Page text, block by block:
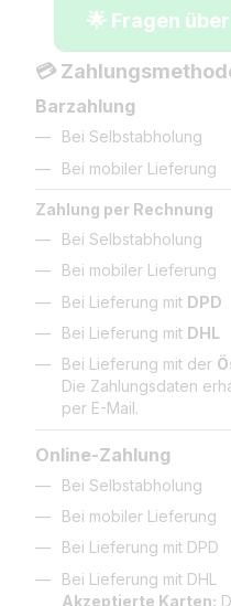
🌟 Fragen
💳
Barzahlung
Bei Selbstabholung
Bei mobiler Lieferung
Zahlung per Rechnung
Bei Selbstabholung
Bei mobiler Lieferung
Bei Lieferung mit DPD
Bei Lieferung mit DHL
Bei Lieferung mit der
Die Zahlungsdaten
per E-Mail.
Online-Zahlung
Bei Selbstabholung
Bei mobiler Lieferung
Bei Lieferung mit DPD
Bei Lieferung mit DHL
Akzeptierte Karten: